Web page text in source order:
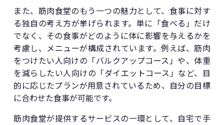
また、筋肉食堂のもう一つの魅力として、食事に対す
る独自の考え方が挙げられます。単に「食べる」だけ
でなく、その食事がどのように体に影響を与えるかを
考慮し、メニューが構成されています。例えば、筋肉
をつけたい人向けの「バルクアップコース」や、体重
を減らしたい人向けの「ダイエットコース」など、目
的に応じたプランが用意されているため、自分の目標
に合わせた食事が可能です。
筋肉食堂が提供するサービスの一環として、自宅で手